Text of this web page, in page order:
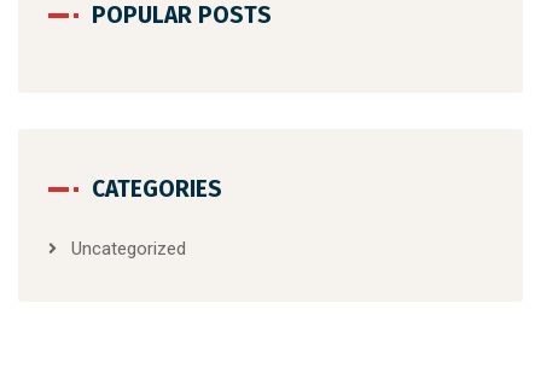
POPULAR POSTS
CATEGORIES
Uncategorized